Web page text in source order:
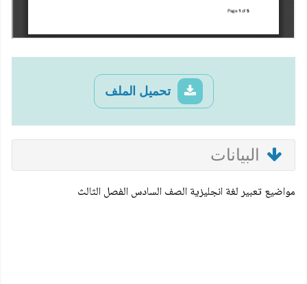
تحميل الملف
البيانات
مواضيع تعبير لغة انجليزية الصف السادس الفصل الثالث